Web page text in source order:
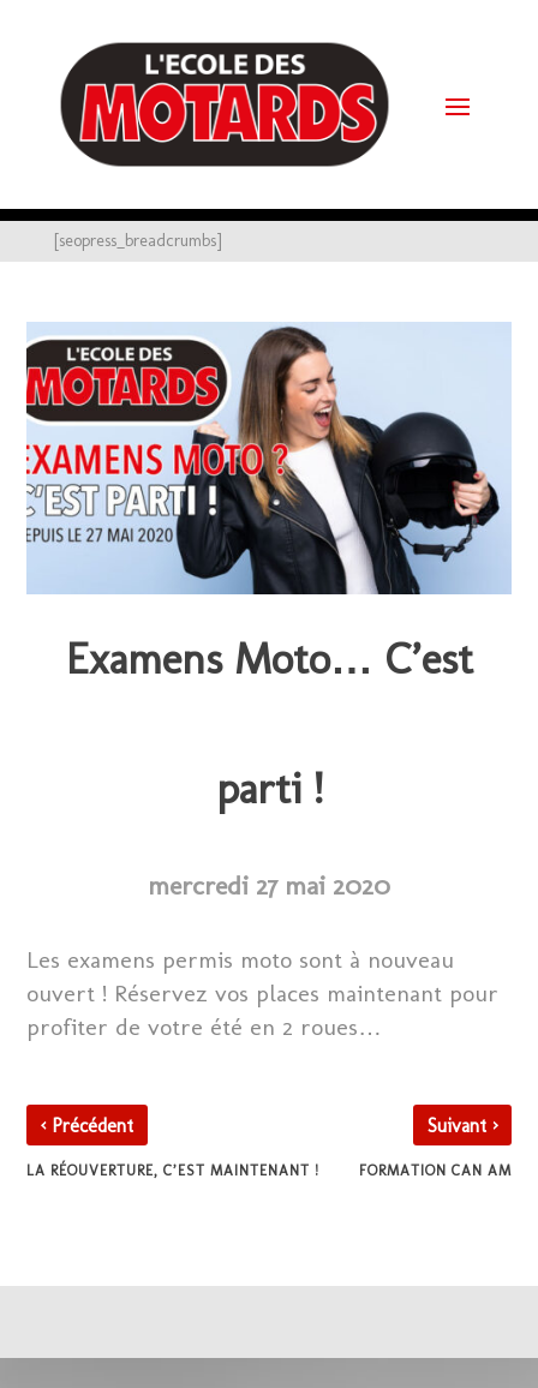
[seopress_breadcrumbs]
Examens Moto… C’est
parti !
mercredi 27 mai 2020
Les examens permis moto sont à nouveau
ouvert ! Réservez vos places maintenant pour
profiter de votre été en 2 roues…
‹Précédent
LA RÉOUVERTURE, C’EST MAINTENANT !
Suivant ›
FORMATION CAN AM